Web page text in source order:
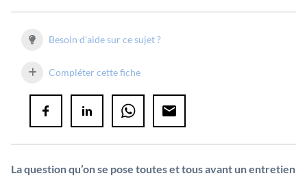
Besoin d'aide sur ce sujet ?
Compléter cette fiche
La question qu’on se pose toutes et tous avant un entretien